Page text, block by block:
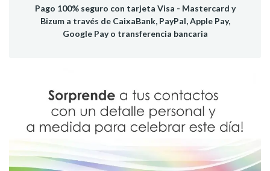
Pago 100% seguro con tarjeta Visa - Mastercard y
Bizum a través de CaixaBank, PayPal, Apple Pay,
Google Pay o transferencia bancaria